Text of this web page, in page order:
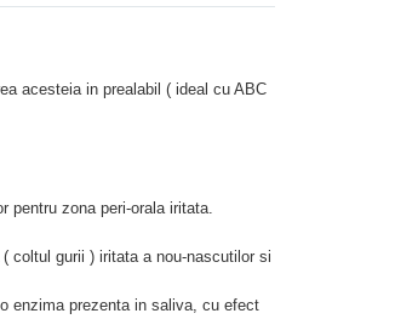
acesteia in prealabil ( ideal cu ABC
pentru zona peri-orala iritata.
coltul gurii ) iritata a nou-nascutilor si
enzima prezenta in saliva, cu efect